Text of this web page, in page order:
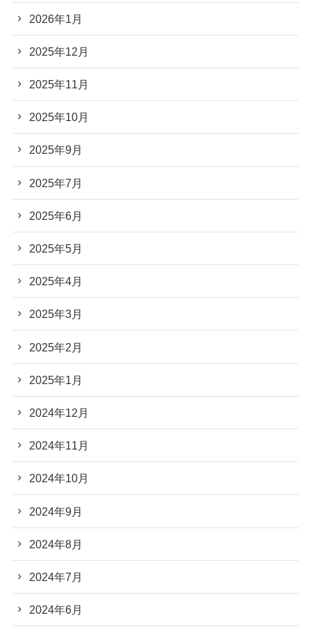
2026年1月
2025年12月
2025年11月
2025年10月
2025年9月
2025年7月
2025年6月
2025年5月
2025年4月
2025年3月
2025年2月
2025年1月
2024年12月
2024年11月
2024年10月
2024年9月
2024年8月
2024年7月
2024年6月